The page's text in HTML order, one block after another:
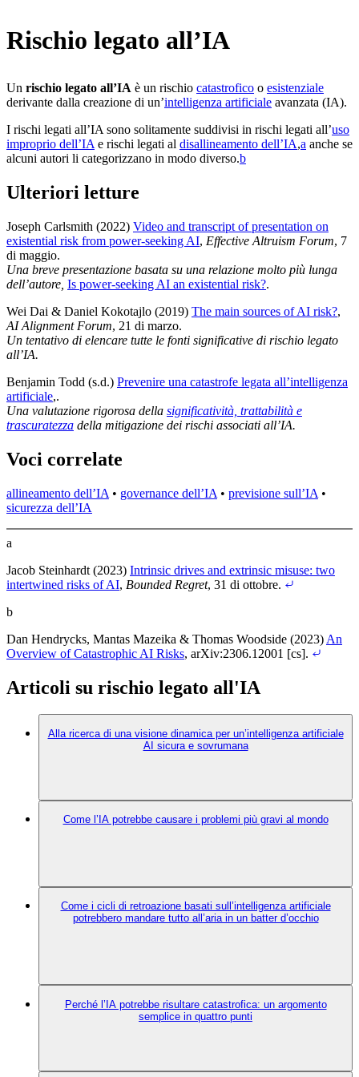
Rischio legato all’IA
Un rischio legato all’IA è un rischio catastrofico o esistenziale
derivante dalla creazione di un’intelligenza artificiale avanzata (IA).
I rischi legati all’IA sono solitamente suddivisi in rischi legati all’uso
improprio dell’IA e rischi legati al disallineamento dell’IA,⁠a anche se
alcuni autori li categorizzano in modo diverso.⁠b
Ulteriori letture
Joseph Carlsmith (2022) Video and transcript of presentation on
existential risk from power-seeking AI, Effective Altruism Forum, 7
di maggio.
Una breve presentazione basata su una relazione molto più lunga
dell’autore, Is power-seeking AI an existential risk?.
Wei Dai & Daniel Kokotajlo (2019) The main sources of AI risk?,
AI Alignment Forum, 21 di marzo.
Un tentativo di elencare tutte le fonti significative di rischio legato
all’IA.
Benjamin Todd (s.d.) Prevenire una catastrofe legata all’intelligenza
artificiale,.
Una valutazione rigorosa della significatività, trattabilità e
trascuratezza della mitigazione dei rischi associati all’IA.
Voci correlate
allineamento dell’IA • governance dell’IA • previsione sull’IA •
sicurezza dell’IA
a
Jacob Steinhardt (2023) Intrinsic drives and extrinsic misuse: two
intertwined risks of AI, Bounded Regret, 31 di ottobre.
b
Dan Hendrycks, Mantas Mazeika & Thomas Woodside (2023) An
Overview of Catastrophic AI Risks, arXiv:2306.12001 [cs].
Articoli su rischio legato all'IA
Alla ricerca di una visione dinamica per un’intelligenza artificiale
AI sicura e sovrumana
Come l’IA potrebbe causare i problemi più gravi al mondo
Come i cicli di retroazione basati sull’intelligenza artificiale
potrebbero mandare tutto all’aria in un batter d’occhio
Perché l’IA potrebbe risultare catastrofica: un argomento
semplice in quattro punti